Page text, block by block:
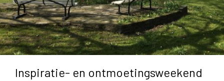
Inspiratie- en ontmoetingsweekend